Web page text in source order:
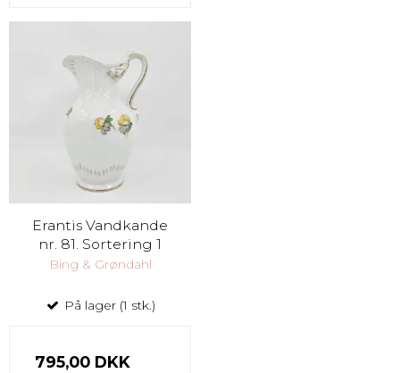
Erantis Vandkande
nr. 81. Sortering 1
Bing & Grøndahl
På lager (1 stk.)
795,00 DKK